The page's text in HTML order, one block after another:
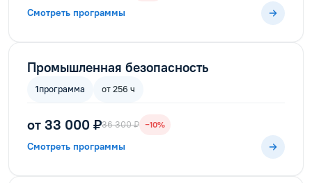
Смотреть программы
Промышленная безопасность
1программа от 256 ч
от 33 000 ₽36 300 ₽ −10%
Смотреть программы